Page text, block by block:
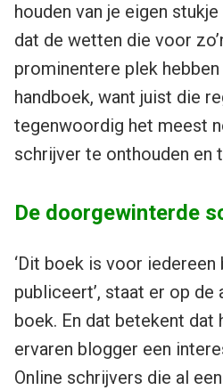
houden van je eigen
dat de wetten die voor
prominentere plek
handboek, want juist die
tegenwoordig het meest
schrijver te onthouden en
De doorgewinterde
‘Dit boek is voor
publiceert’, staat er op de
boek. En dat betekent dat
ervaren blogger een
Online schrijvers die al